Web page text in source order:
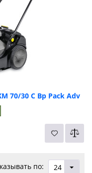
70/30 C Bp Pack Adv
по: 24